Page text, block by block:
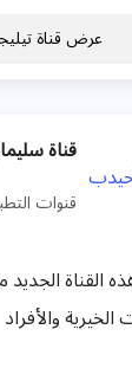
عرض قناة
قناة
قنوات
القناة
والأفراد